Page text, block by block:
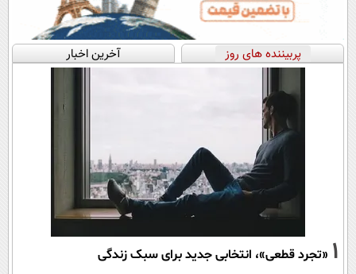
پربیننده های روز آخرین اخبار
1 «تجرد قطعی»، انتخابی جدید برای سبک زندگی